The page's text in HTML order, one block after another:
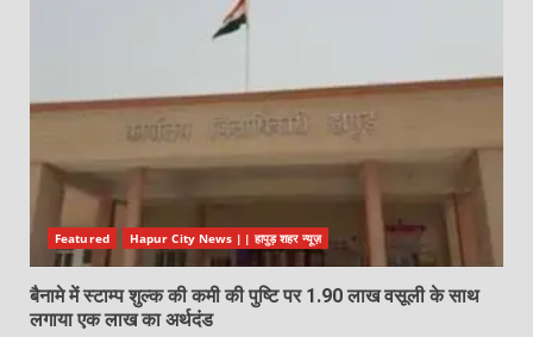
Featured Hapur City News || हापुड़ शहर न्यूज़
बैनामे में स्टाम्प शुल्क की कमी की पुष्टि पर 1.90 लाख वसूली के साथ
लगाया एक लाख का अर्थदंड